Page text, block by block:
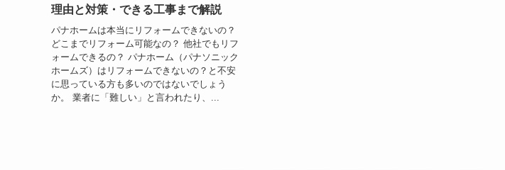
理由と対策・できる工事まで解説
パナホームは本当にリフォームできないの？
どこまでリフォーム可能なの？ 他社でもリフ
ォームできるの？ パナホーム（パナソニック
ホームズ）はリフォームできないの？と不安
に思っている方も多いのではないでしょう
か。 業者に「難しい」と言われたり、...